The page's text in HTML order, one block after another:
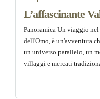
L’affascinante
Panoramica Un viaggio
dell'Omo, è un'avventura
un universo parallelo, un
villaggi e mercati